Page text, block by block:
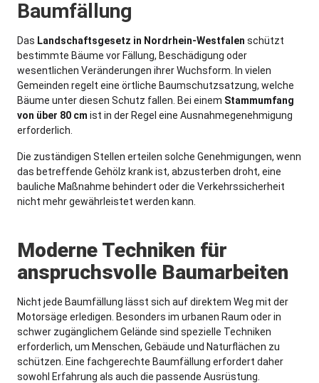
Baumfällung
Das Landschaftsgesetz in Nordrhein-Westfalen schützt
bestimmte Bäume vor Fällung, Beschädigung oder
wesentlichen Veränderungen ihrer Wuchsform. In vielen
Gemeinden regelt eine örtliche Baumschutzsatzung, welche
Bäume unter diesen Schutz fallen. Bei einem Stammumfang
von über 80 cm ist in der Regel eine Ausnahmegenehmigung
erforderlich.
Die zuständigen Stellen erteilen solche Genehmigungen, wenn
das betreffende Gehölz krank ist, abzusterben droht, eine
bauliche Maßnahme behindert oder die Verkehrssicherheit
nicht mehr gewährleistet werden kann.
Moderne Techniken für
anspruchsvolle Baumarbeiten
Nicht jede Baumfällung lässt sich auf direktem Weg mit der
Motorsäge erledigen. Besonders im urbanen Raum oder in
schwer zugänglichem Gelände sind spezielle Techniken
erforderlich, um Menschen, Gebäude und Naturflächen zu
schützen. Eine fachgerechte Baumfällung erfordert daher
sowohl Erfahrung als auch die passende Ausrüstung.